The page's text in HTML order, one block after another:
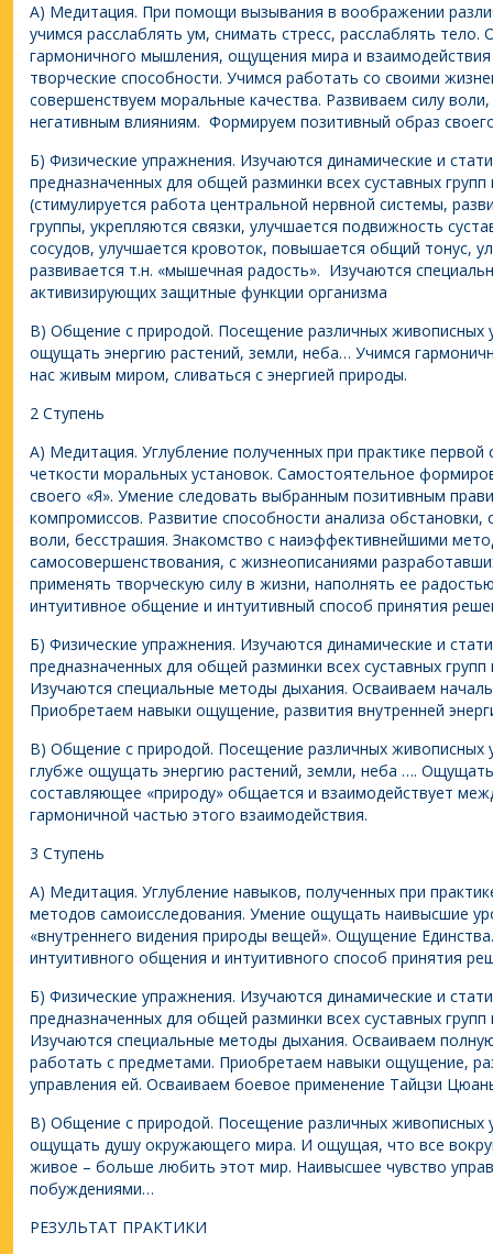
А) Медитация. При помощи вызывания в воображении
учимся расслаблять ум, снимать стресс, расслаблять тело.
гармоничного мышления, ощущения мира и
творческие способности. Учимся работать со своими
совершенствуем моральные качества. Развиваем силу
негативным влияниям. Формируем позитивный образ
Б) Физические упражнения. Изучаются динамические и
предназначенных для общей разминки всех суставных
(стимулируется работа центральной нервной системы,
группы, укрепляются связки, улучшается подвижность
сосудов, улучшается кровоток, повышается общий тонус,
развивается т.н. «мышечная радость». Изучаются
активизирующих защитные функции организма
В) Общение с природой. Посещение различных живописных
ощущать энергию растений, земли, неба… Учимся
нас живым миром, сливаться с энергией природы.
2 Ступень
А) Медитация. Углубление полученных при практике первой
четкости моральных установок. Самостоятельное
своего «Я». Умение следовать выбранным позитивным
компромиссов. Развитие способности анализа обстановки,
воли, бесстрашия. Знакомство с наиэффективнейшими
самосовершенствования, с жизнеописаниями
применять творческую силу в жизни, наполнять ее
интуитивное общение и интуитивный способ принятия
Б) Физические упражнения. Изучаются динамические и
предназначенных для общей разминки всех суставных
Изучаются специальные методы дыхания. Осваиваем
Приобретаем навыки ощущение, развития внутренней
В) Общение с природой. Посещение различных живописных
глубже ощущать энергию растений, земли, неба ….
составляющее «природу» общается и взаимодействует
гармоничной частью этого взаимодействия.
3 Ступень
А) Медитация. Углубление навыков, полученных при
методов самоисследования. Умение ощущать наивысшие
«внутреннего видения природы вещей». Ощущение
интуитивного общения и интуитивного способ принятия
Б) Физические упражнения. Изучаются динамические и
предназначенных для общей разминки всех суставных
Изучаются специальные методы дыхания. Осваиваем
работать с предметами. Приобретаем навыки ощущение,
управления ей. Осваиваем боевое применение Тайцзи
В) Общение с природой. Посещение различных живописных
ощущать душу окружающего мира. И ощущая, что все
живое – больше любить этот мир. Наивысшее чувство
побуждениями…
РЕЗУЛЬТАТ ПРАКТИКИ